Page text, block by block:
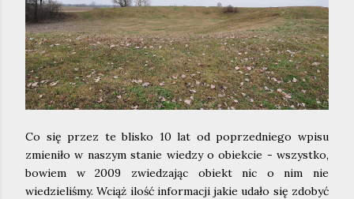
Co się przez te blisko 10 lat od poprzedniego wpisu
zmieniło w naszym stanie wiedzy o obiekcie - wszystko,
bowiem w 2009 zwiedzając obiekt nic o nim nie
wiedzieliśmy. Wciąż ilość informacji jakie udało się zdobyć